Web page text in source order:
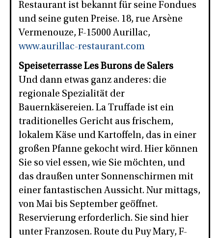
Restaurant ist bekannt für seine Fondues
und seine guten Preise. 18, rue Arsène
Vermenouze, F-15000 Aurillac,
www.aurillac-restaurant.com
Speiseterrasse Les Burons de Salers
Und dann etwas ganz anderes: die
regionale Spezialität der
Bauernkäsereien. La Truffade ist ein
traditionelles Gericht aus frischem,
lokalem Käse und Kartoffeln, das in einer
großen Pfanne gekocht wird. Hier können
Sie so viel essen, wie Sie möchten, und
das draußen unter Sonnenschirmen mit
einer fantastischen Aussicht. Nur mittags,
von Mai bis September geöffnet.
Reservierung erforderlich. Sie sind hier
unter Franzosen. Route du Puy Mary, F-